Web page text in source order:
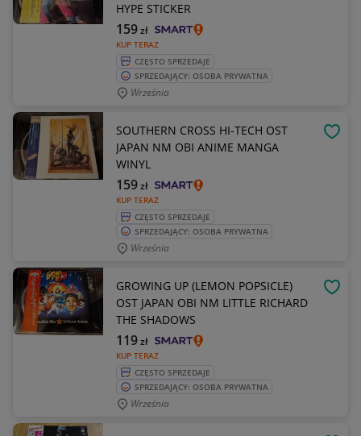
HYPE STICKER
KUP TERAZ
159zł
CZĘSTO SPRZEDAJE
SPRZEDAJĄCY: OSOBA PRYWATNA
Września
SOUTHERN CROSS HI-TECH OST
JAPAN NM OBI ANIME MANGA
WINYL
KUP TERAZ
159zł
CZĘSTO SPRZEDAJE
SPRZEDAJĄCY: OSOBA PRYWATNA
Września
GROWING UP (LEMON POPSICLE)
OST JAPAN OBI NM LITTLE RICHARD
THE SHADOWS
KUP TERAZ
119zł
CZĘSTO SPRZEDAJE
SPRZEDAJĄCY: OSOBA PRYWATNA
Września